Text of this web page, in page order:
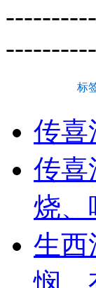
标
传喜
传喜
烧
生西